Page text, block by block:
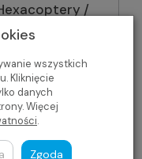
/
Oktocoptery
wszystkich
Kliknięcie
danych
Więcej
.
Zgoda